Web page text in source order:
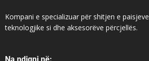
Kompani e specializuar për shitjen e paisjeve
teknologjike si dhe aksesorëve përcjellës.